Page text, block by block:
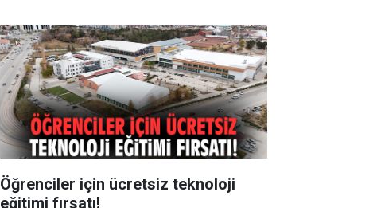
Öğrenciler için ücretsiz teknoloji
eğitimi fırsatı!